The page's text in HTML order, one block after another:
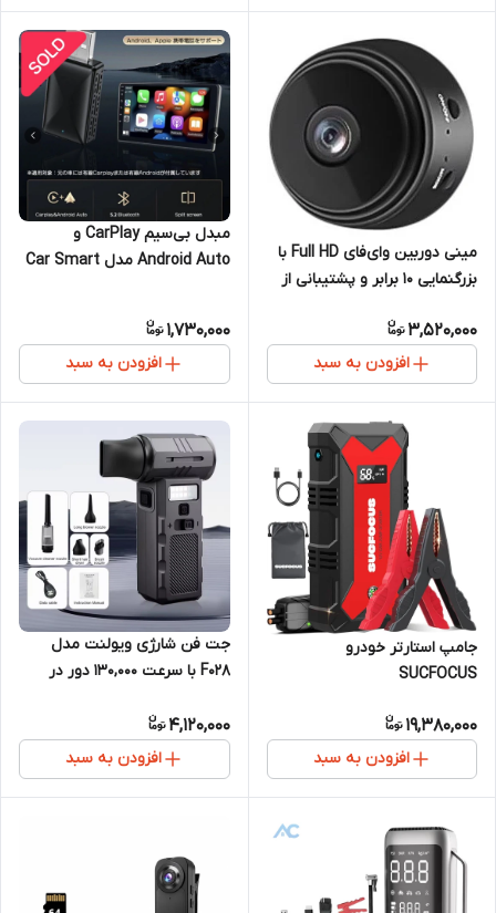
مینی دوربین وای‌فای Full HD با
بزرگنمایی ۱۰ برابر و پشتیبانی از
3,520,000
افزودن به سبد
مبدل بی‌سیم CarPlay و
Android Auto مدل Car Smart
1,730,000
افزودن به سبد
جامپ استارتر خودرو
SUCFOCUS
19,380,000
افزودن به سبد
جت فن شارژی ویولنت مدل
F028 با سرعت ۱۳۰,۰۰۰ دور در
4,120,000
افزودن به سبد